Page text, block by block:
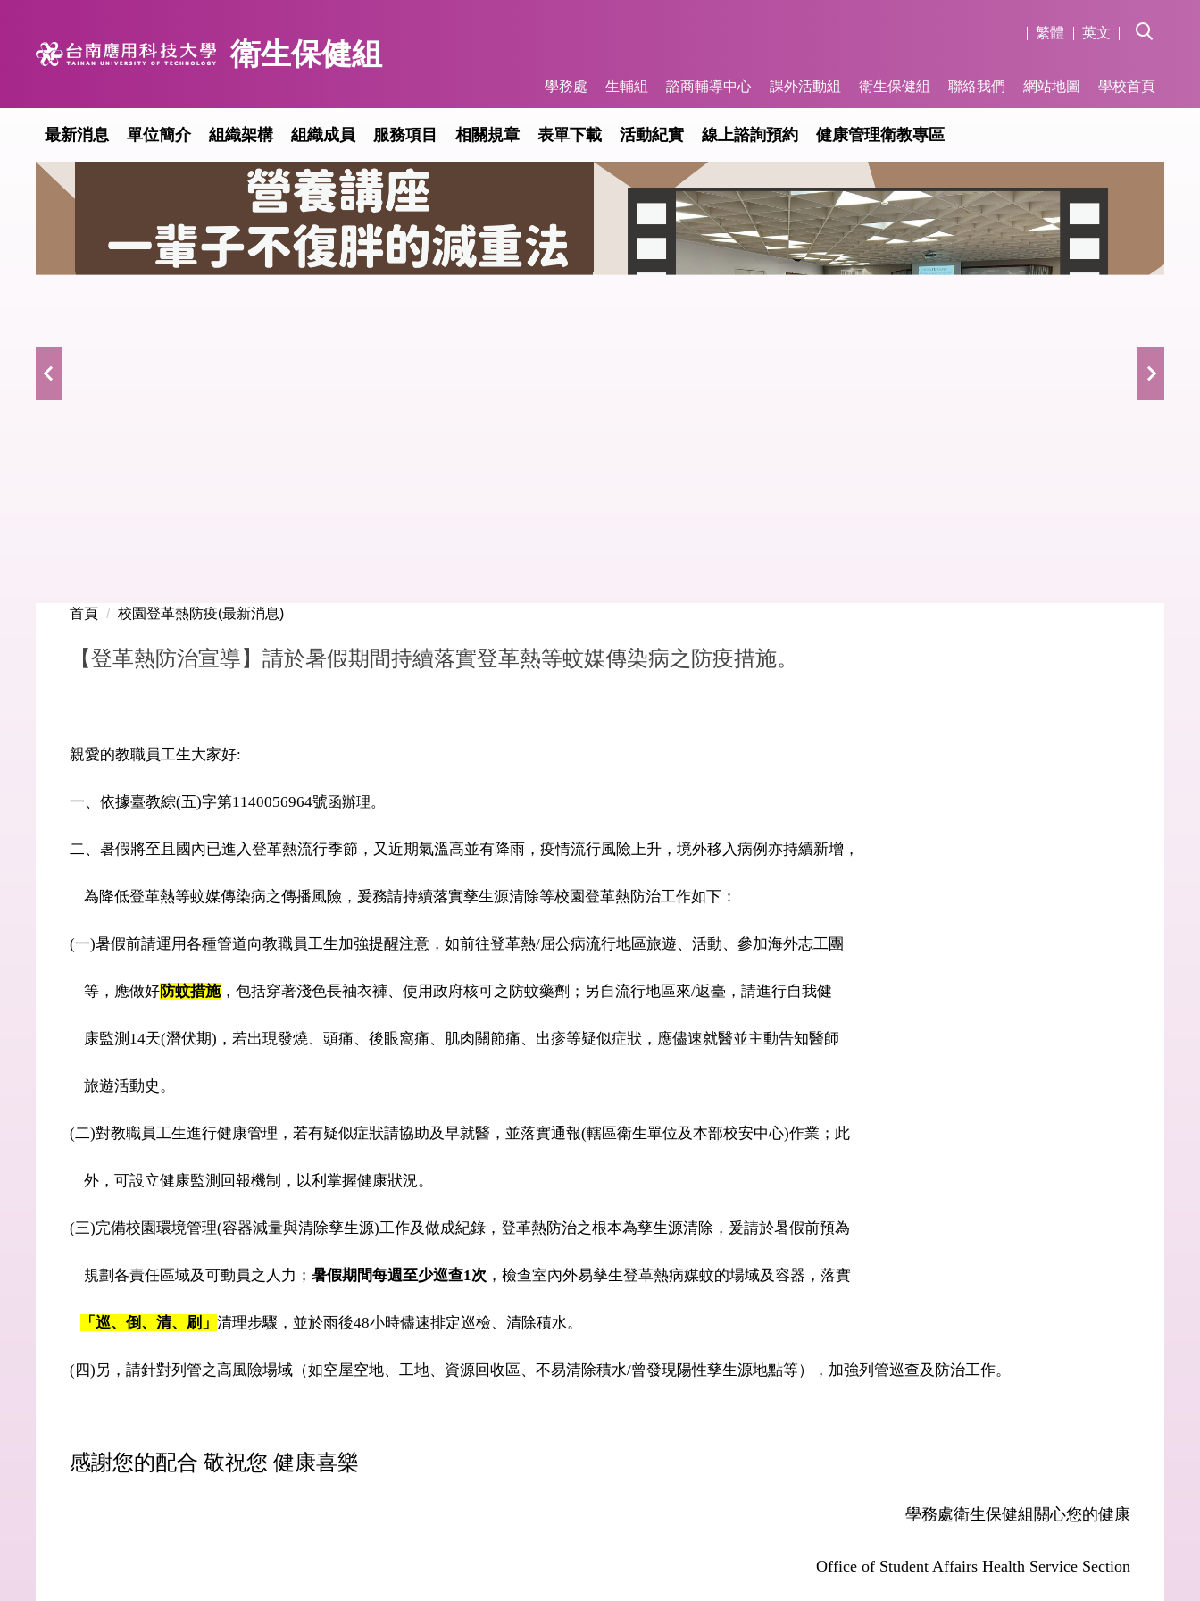
衛生保健組
繁體 英文
最新消息 單位簡介 組織架構 組織成員 服務項目 相關規章 表單下載 活動紀實 線上諮詢預約 健康管理衛教專區
學務處 生輔組 諮商輔導中心 課外活動組 衛生保健組 聯絡我們 網站地圖 學校首頁
首頁 校園登革熱防疫(最新消息)
【登革熱防治宣導】請於暑假期間持續落實登革熱等蚊媒傳染病之防疫措施。
親愛的教職員工生大家好:
一、依據臺教綜(五)字第1140056964號函辦理。
二、暑假將至且國內已進入登革熱流行季節，又近期氣溫高並有降雨，疫情流行風險上升，境外移入病例亦持續新增，
為降低登革熱等蚊媒傳染病之傳播風險，爰務請持續落實孳生源清除等校園登革熱防治工作如下：
(一)暑假前請運用各種管道向教職員工生加強提醒注意，如前往登革熱/屈公病流行地區旅遊、活動、參加海外志工團
等，應做好防蚊措施，包括穿著淺色長袖衣褲、使用政府核可之防蚊藥劑；另自流行地區來/返臺，請進行自我健
康監測 14天(潛伏期) ，若出現發燒、頭痛、後眼窩痛、肌肉關節痛、出疹等疑似症狀，應儘速就醫並主動告知醫師
旅遊活動史。
(二)對教職員工生進行健康管理，若有疑似症狀請協助及早就醫，並落實通報(轄區衛生單位及本部校安中心)作業；此
外，可設立健康監測回報機制，以利掌握健康狀況。
(三)完備校園環境管理(容器減量與清除孳生源)工作及做成紀錄，登革熱防治之根本為孳生源清除，爰請於暑假前預為
規劃各責任區域及可動員之人力；暑假期間每週至少巡查1次 ，檢查室內外易孳生登革熱病媒蚊的場域及容器，落實
「巡、倒、清、刷」清理步驟，並於雨後48小時儘速排定巡檢、清除積水。
( 四)另，請針對列管之高風險場域（如空屋空地、工地、資源回收區、不易清除積水/曾發現陽性孳生源地點等），加強列管巡查及防治工作。
感謝您的配合 敬祝您 健康喜樂
學務處衛生保健組關心您的健康
Office of Student Affairs Health Service Section